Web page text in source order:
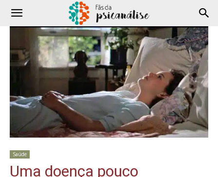
Saúde
Uma doença pouco